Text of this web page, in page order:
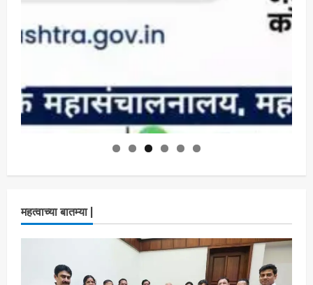
महत्वाच्या बातम्या |